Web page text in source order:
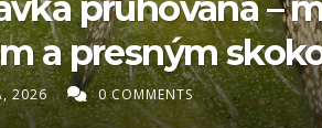
„roztomilé“
2026 0 COMMENTS